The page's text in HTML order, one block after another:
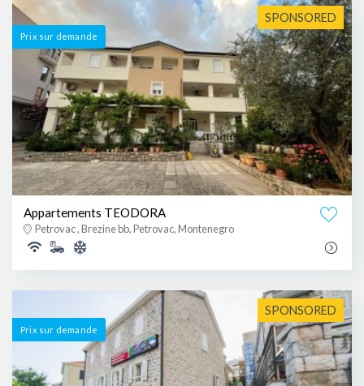
SPONSORED
Prix ​​sur demande
Appartements TEODORA
Petrovac , Brezine bb, Petrovac, Montenegro
SPONSORED
Prix ​​sur demande